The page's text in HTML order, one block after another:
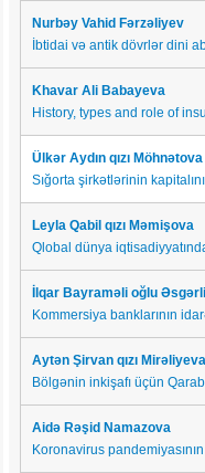
Nurbəy Vahid Fərzəliyev
İbtidai və antik dövrlər dini
Khavar Ali Babayeva
History, types and role of
Ülkər Aydın qızı Möhnətova
Sığorta şirkətlərinin
Leyla Qabil qızı Məmişova
Qlobal dünya
İlqar Bayraməli oğlu
Kommersiya banklarının
Aytən Şirvan qızı Mirəliyeva
Bölgənin inkişafı üçün
Aidə Rəşid Namazova
Koronavirus